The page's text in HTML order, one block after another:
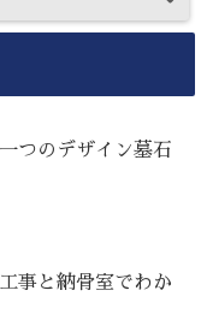
つのデザイン墓石
事と納骨室でわか